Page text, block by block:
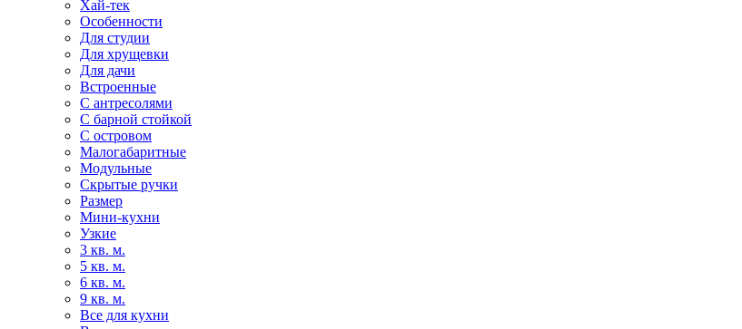
Хай-тек
Особенности
Для студии
Для хрущевки
Для дачи
Встроенные
С антресолями
С барной стойкой
С островом
Малогабаритные
Модульные
Скрытые ручки
Размер
Мини-кухни
Узкие
3 кв. м.
5 кв. м.
6 кв. м.
9 кв. м.
Все для кухни